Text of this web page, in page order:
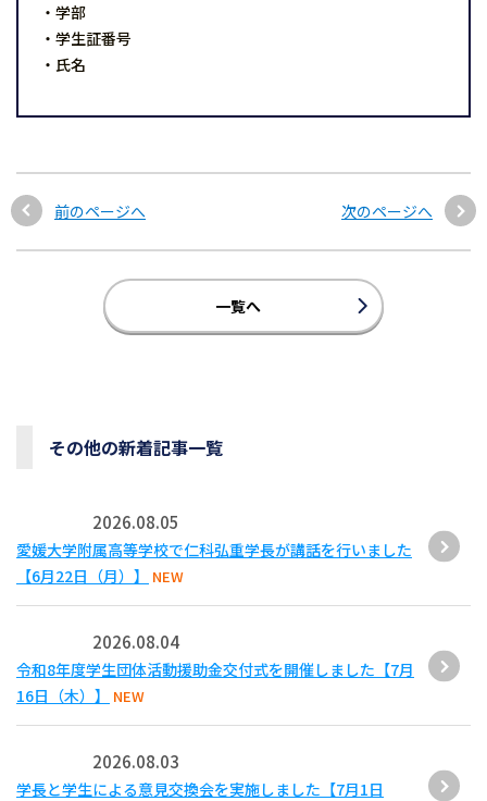
・学部
・学生証番号
・氏名
前のページへ 次のページへ
一覧へ
その他の新着記事一覧
2026.08.05
愛媛大学附属高等学校で仁科弘重学長が講話を行いました
【6月22日（月）】
NEW
2026.08.04
令和8年度学生団体活動援助金交付式を開催しました【7月
16日（木）】
NEW
2026.08.03
学長と学生による意見交換会を実施しました【7月1日